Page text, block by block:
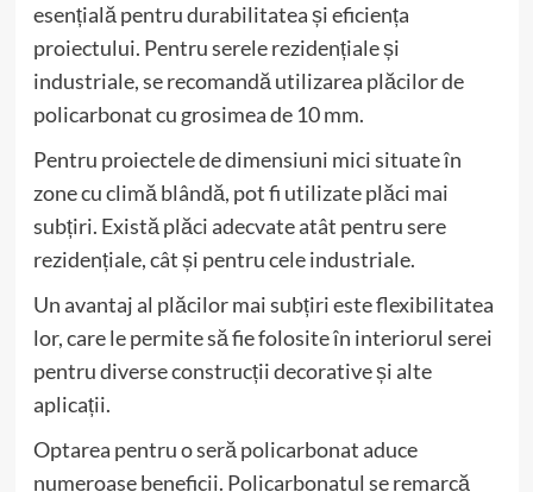
esențială pentru durabilitatea și eficiența
proiectului. Pentru serele rezidențiale și
industriale, se recomandă utilizarea plăcilor de
policarbonat cu grosimea de 10 mm.
Pentru proiectele de dimensiuni mici situate în
zone cu climă blândă, pot fi utilizate plăci mai
subțiri. Există plăci adecvate atât pentru sere
rezidențiale, cât și pentru cele industriale.
Un avantaj al plăcilor mai subțiri este flexibilitatea
lor, care le permite să fie folosite în interiorul serei
pentru diverse construcții decorative și alte
aplicații.
Optarea pentru o seră policarbonat aduce
numeroase beneficii. Policarbonatul se remarcă